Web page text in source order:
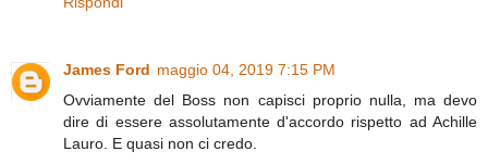
James Ford maggio 04, 2019 7:15 PM
Ovviamente del Boss non capisci proprio nulla, ma devo
dire di essere assolutamente d'accordo rispetto ad Achille
Lauro. E quasi non ci credo.